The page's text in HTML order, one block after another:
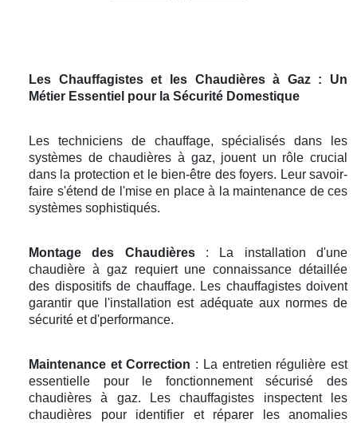
Les Chauffagistes et les Chaudières à Gaz : Un
Métier Essentiel pour la Sécurité Domestique
Les techniciens de chauffage, spécialisés dans les
systèmes de chaudières à gaz, jouent un rôle crucial
dans la protection et le bien-être des foyers. Leur savoir-
faire s'étend de l'mise en place à la maintenance de ces
systèmes sophistiqués.
Montage des Chaudières: La installation d'une
chaudière à gaz requiert une connaissance détaillée
des dispositifs de chauffage. Les chauffagistes doivent
garantir que l'installation est adéquate aux normes de
sécurité et d'performance.
Maintenance et Correction : La entretien régulière est
essentielle pour le fonctionnement sécurisé des
chaudières à gaz. Les chauffagistes inspectent les
chaudières pour identifier et réparer les anomalies